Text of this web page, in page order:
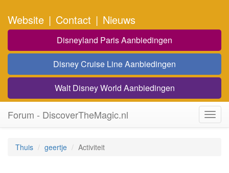
Website | Contact | Nieuws
Disneyland Paris Aanbiedingen
Disney Cruise Line Aanbiedingen
Walt Disney World Aanbiedingen
Forum - DiscoverTheMagic.nl
Thuis geertje Activiteit